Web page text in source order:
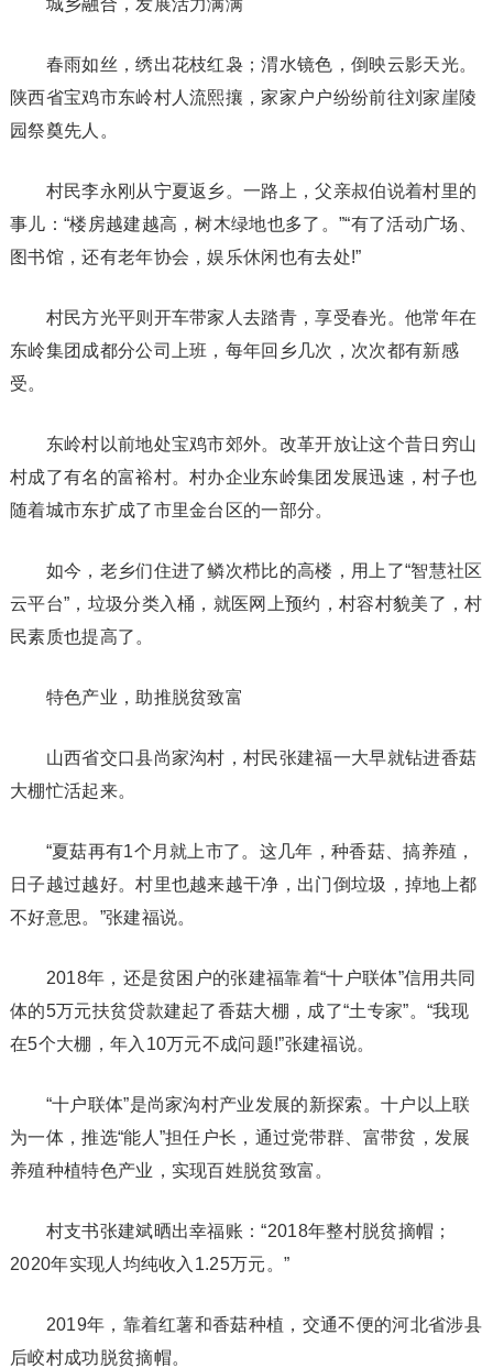
城乡融合，发展活力满满
春雨如丝，绣出花枝红袅；渭水镜色，倒映云影天光。
陕西省宝鸡市东岭村人流熙攘，家家户户纷纷前往刘家崖陵
园祭奠先人。
村民李永刚从宁夏返乡。一路上，父亲叔伯说着村里的
事儿：“楼房越建越高，树木绿地也多了。”“有了活动广场、
图书馆，还有老年协会，娱乐休闲也有去处!”
村民方光平则开车带家人去踏青，享受春光。他常年在
东岭集团成都分公司上班，每年回乡几次，次次都有新感
受。
东岭村以前地处宝鸡市郊外。改革开放让这个昔日穷山
村成了有名的富裕村。村办企业东岭集团发展迅速，村子也
随着城市东扩成了市里金台区的一部分。
如今，老乡们住进了鳞次栉比的高楼，用上了“智慧社区
云平台”，垃圾分类入桶，就医网上预约，村容村貌美了，村
民素质也提高了。
特色产业，助推脱贫致富
山西省交口县尚家沟村，村民张建福一大早就钻进香菇
大棚忙活起来。
“夏菇再有1个月就上市了。这几年，种香菇、搞养殖，
日子越过越好。村里也越来越干净，出门倒垃圾，掉地上都
不好意思。”张建福说。
2018年，还是贫困户的张建福靠着“十户联体”信用共同
体的5万元扶贫贷款建起了香菇大棚，成了“土专家”。“我现
在5个大棚，年入10万元不成问题!”张建福说。
“十户联体”是尚家沟村产业发展的新探索。十户以上联
为一体，推选“能人”担任户长，通过党带群、富带贫，发展
养殖种植特色产业，实现百姓脱贫致富。
村支书张建斌晒出幸福账：“2018年整村脱贫摘帽；
2020年实现人均纯收入1.25万元。”
2019年，靠着红薯和香菇种植，交通不便的河北省涉县
后峧村成功脱贫摘帽。